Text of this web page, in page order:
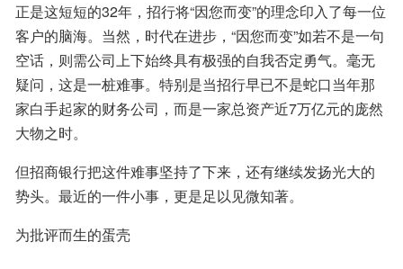
正是这短短的32年，招行将“因您而变”的理念印入了每一位
客户的脑海。当然，时代在进步，“因您而变”如若不是一句
空话，则需公司上下始终具有极强的自我否定勇气。毫无
疑问，这是一桩难事。特别是当招行早已不是蛇口当年那
家白手起家的财务公司，而是一家总资产近7万亿元的庞然
大物之时。
但招商银行把这件难事坚持了下来，还有继续发扬光大的
势头。最近的一件小事，更是足以见微知著。
为批评而生的蛋壳